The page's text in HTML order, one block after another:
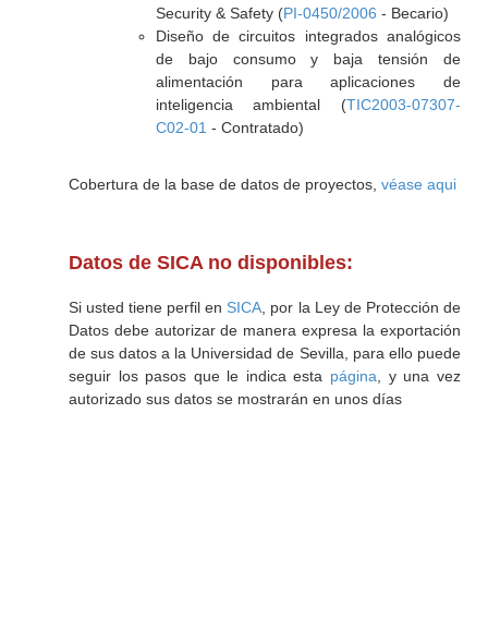
Security & Safety (PI-0450/2006 - Becario)
Diseño de circuitos integrados analógicos
de bajo consumo y baja tensión de
alimentación para aplicaciones de
inteligencia ambiental (TIC2003-07307-
C02-01 - Contratado)
Cobertura de la base de datos de proyectos, véase aqui
Datos de SICA no disponibles:
Si usted tiene perfil en SICA , por la Ley de Protección de
Datos debe autorizar de manera expresa la exportación
de sus datos a la Universidad de Sevilla, para ello puede
seguir los pasos que le indica esta página , y una vez
autorizado sus datos se mostrarán en unos días